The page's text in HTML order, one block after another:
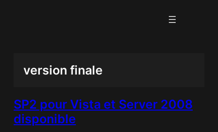
version finale
SP2 pour Vista et Server 2008
disponible